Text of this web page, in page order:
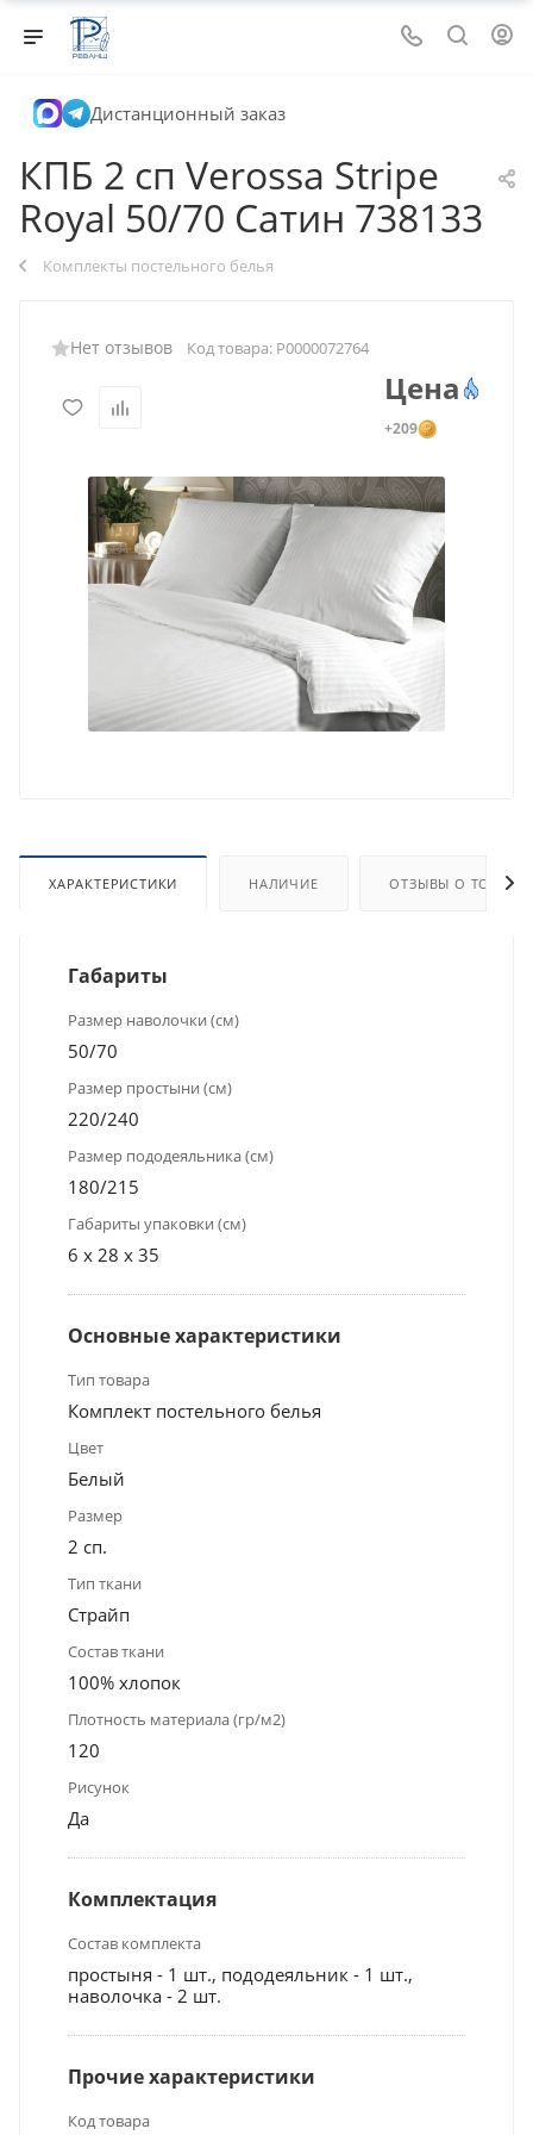
Дистанционный заказ
КПБ 2 сп Verossa Stripe
Royal 50/70 Сатин 738133
Комплекты постельного белья
Нет отзывов Код товара: Р0000072764
Цена
+209
ХАРАКТЕРИСТИКИ НАЛИЧИЕ ОТЗЫВЫ О ТОВАРЕ
Габариты
Размер наволочки (см)
50/70
Размер простыни (см)
220/240
Размер пододеяльника (см)
180/215
Габариты упаковки (см)
6 x 28 x 35
Основные характеристики
Тип товара
Комплект постельного белья
Цвет
Белый
Размер
2 сп.
Тип ткани
Страйп
Состав ткани
100% хлопок
Плотность материала (гр/м2)
120
Рисунок
Да
Комплектация
Состав комплекта
простыня - 1 шт., пододеяльник - 1 шт.,
наволочка - 2 шт.
Прочие характеристики
Код товара